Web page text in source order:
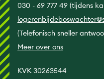
030 - 69 777 49 (tijdens
(Telefonisch sneller
Meer over ons
KVK 30263544